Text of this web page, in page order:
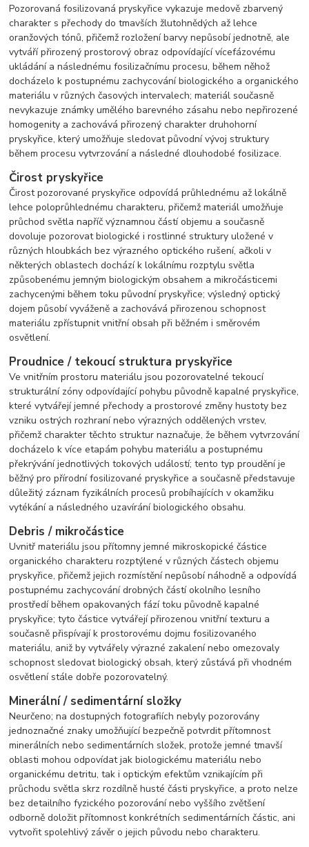
Pozorovaná fosilizovaná pryskyřice vykazuje medově zbarvený
charakter s přechody do tmavších žlutohnědých až lehce
oranžových tónů, přičemž rozložení barvy nepůsobí jednotně, ale
vytváří přirozený prostorový obraz odpovídající vícefázovému
ukládání a následnému fosilizačnímu procesu, během něhož
docházelo k postupnému zachycování biologického a organického
materiálu v různých časových intervalech; materiál současně
nevykazuje známky umělého barevného zásahu nebo nepřirozené
homogenity a zachovává přirozený charakter druhohorní
pryskyřice, který umožňuje sledovat původní vývoj struktury
během procesu vytvrzování a následné dlouhodobé fosilizace.
Čirost pryskyřice
Čirost pozorované pryskyřice odpovídá průhlednému až lokálně
lehce poloprůhlednému charakteru, přičemž materiál umožňuje
průchod světla napříč významnou částí objemu a současně
dovoluje pozorovat biologické i rostlinné struktury uložené v
různých hloubkách bez výrazného optického rušení, ačkoli v
některých oblastech dochází k lokálnímu rozptylu světla
způsobenému jemným biologickým obsahem a mikročásticemi
zachycenými během toku původní pryskyřice; výsledný optický
dojem působí vyváženě a zachovává přirozenou schopnost
materiálu zpřístupnit vnitřní obsah při běžném i směrovém
osvětlení.
Proudnice / tekoucí struktura pryskyřice
Ve vnitřním prostoru materiálu jsou pozorovatelné tekoucí
strukturální zóny odpovídající pohybu původně kapalné pryskyřice,
které vytvářejí jemné přechody a prostorové změny hustoty bez
vzniku ostrých rozhraní nebo výrazných oddělených vrstev,
přičemž charakter těchto struktur naznačuje, že během vytvrzování
docházelo k více etapám pohybu materiálu a postupnému
překrývání jednotlivých tokových událostí; tento typ proudění je
běžný pro přírodní fosilizované pryskyřice a současně představuje
důležitý záznam fyzikálních procesů probíhajících v okamžiku
vytékání a následného uzavírání biologického obsahu.
Debris / mikročástice
Uvnitř materiálu jsou přítomny jemné mikroskopické částice
organického charakteru rozptýlené v různých částech objemu
pryskyřice, přičemž jejich rozmístění nepůsobí náhodně a odpovídá
postupnému zachycování drobných částí okolního lesního
prostředí během opakovaných fází toku původně kapalné
pryskyřice; tyto částice vytvářejí přirozenou vnitřní texturu a
současně přispívají k prostorovému dojmu fosilizovaného
materiálu, aniž by vytvářely výrazné zakalení nebo omezovaly
schopnost sledovat biologický obsah, který zůstává při vhodném
osvětlení stále dobře pozorovatelný.
Minerální / sedimentární složky
Neurčeno; na dostupných fotografiích nebyly pozorovány
jednoznačné znaky umožňující bezpečně potvrdit přítomnost
minerálních nebo sedimentárních složek, protože jemné tmavší
oblasti mohou odpovídat jak biologickému materiálu nebo
organickému detritu, tak i optickým efektům vznikajícím při
průchodu světla skrz rozdílně husté části pryskyřice, a proto nelze
bez detailního fyzického pozorování nebo vyššího zvětšení
odborně doložit přítomnost konkrétních sedimentárních částic, ani
vytvořit spolehlivý závěr o jejich původu nebo charakteru.